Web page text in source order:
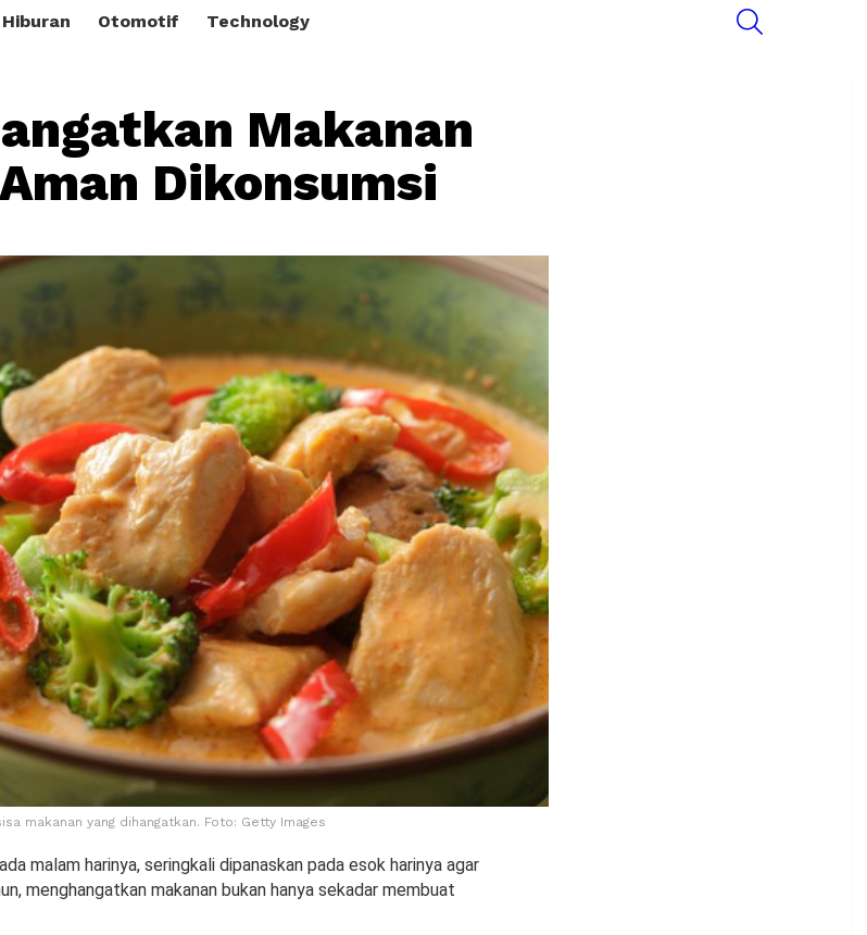
Hiburan Otomotif Technology
Makanan
Dikonsumsi
makanan yang dihangatkan. Foto: Getty Images
malam harinya, seringkali dipanaskan pada esok harinya agar
menghangatkan makanan bukan hanya sekadar membuat